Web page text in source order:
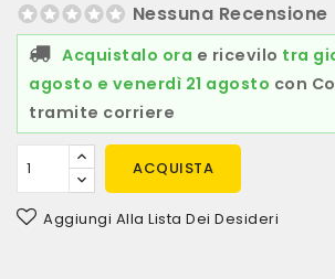
Nessuna Recensione
Acquistalo ora e ricevilo tra
agosto e venerdì 21 agosto con
tramite corriere
ACQUISTA
Aggiungi Alla Lista Dei Desideri